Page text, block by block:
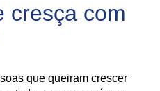
cresça com
que queiram crescer